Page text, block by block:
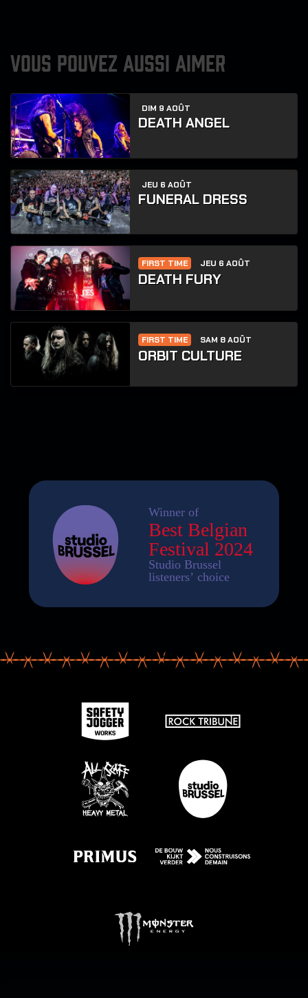
VOUS POUVEZ AUSSI AIMER
DIM 9 AOÛT
DEATH ANGEL
JEU 6 AOÛT
FUNERAL DRESS
FIRST TIME JEU 6 AOÛT
DEATH FURY
FIRST TIME SAM 8 AOÛT
ORBIT CULTURE